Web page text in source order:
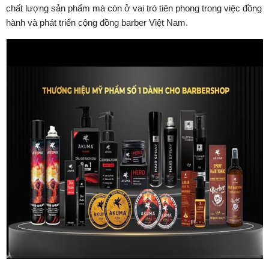
chất lượng sản phẩm mà còn ở vai trò tiên phong trong việc đồng
hành và phát triển cộng đồng barber Việt Nam.